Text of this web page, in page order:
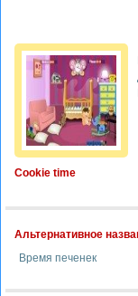
Cookie time
Альтернативное
Время печенек